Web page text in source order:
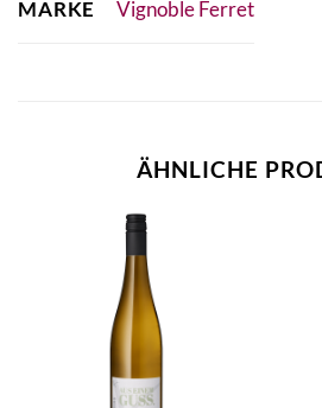
MARKE Vignoble Ferret
ÄHNLICHE